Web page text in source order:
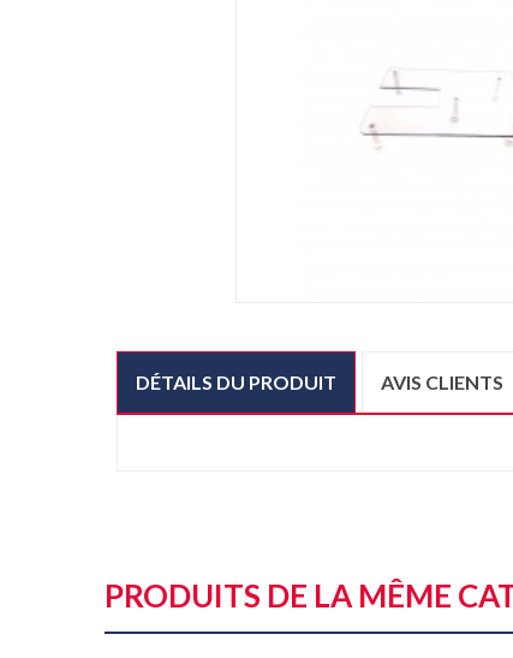
DÉTAILS DU PRODUIT AVIS CLIENTS
PRODUITS DE LA MÊME